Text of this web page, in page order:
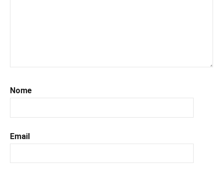
#recensionilibri
#uncuoretrailibri
Nome
Email